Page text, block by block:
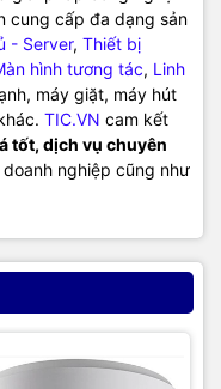
cung cấp đa dạng sản
- Server, Thiết bị
hình tương tác, Linh
máy giặt, máy hút
TIC.VN cam kết
tốt, dịch vụ chuyên
nghiệp cũng như